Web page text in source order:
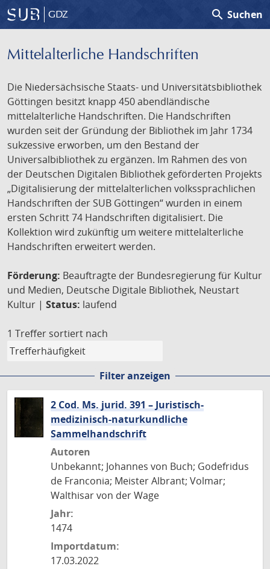
GDZ search Suchen
Mittelalterliche Handschriften
Die Niedersächsische Staats- und Universitätsbibliothek
Göttingen besitzt knapp 450 abendländische
mittelalterliche Handschriften. Die Handschriften
wurden seit der Gründung der Bibliothek im Jahr 1734
sukzessive erworben, um den Bestand der
Universalbibliothek zu ergänzen. Im Rahmen des von
der Deutschen Digitalen Bibliothek geförderten Projekts
„Digitalisierung der mittelalterlichen volkssprachlichen
Handschriften der SUB Göttingen“ wurden in einem
ersten Schritt 74 Handschriften digitalisiert. Die
Kollektion wird zukünftig um weitere mittelalterliche
Handschriften erweitert werden.
Förderung: Beauftragte der Bundesregierung für Kultur
und Medien, Deutsche Digitale Bibliothek, Neustart
Kultur | Status: laufend
1 Treffer sortiert nach
Filter anzeigen
2 Cod. Ms. jurid. 391 – Juristisch-
medizinisch-naturkundliche
Sammelhandschrift
Autoren
Unbekannt; Johannes von Buch; Godefridus
de Franconia; Meister Albrant; Volmar;
Walthisar von der Wage
Jahr:
1474
Importdatum:
17.03.2022